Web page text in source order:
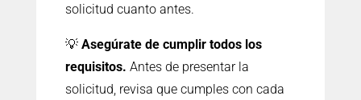
solicitud cuanto antes.
💡 Asegúrate de cumplir todos los
requisitos. Antes de presentar la
solicitud, revisa que cumples con cada